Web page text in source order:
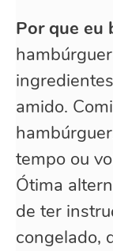
Por que eu
amido.
tempo ou
Ótima
de ter
congelado,